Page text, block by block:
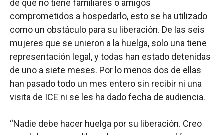
de que no tiene familiares o amigos
comprometidos a hospedarlo, esto se ha utilizado
como un obstáculo para su liberación. De las seis
mujeres que se unieron a la huelga, solo una tiene
representación legal, y todas han estado detenidas
de uno a siete meses. Por lo menos dos de ellas
han pasado todo un mes entero sin recibir ni una
visita de ICE ni se les ha dado fecha de audiencia.
“Nadie debe hacer huelga por su liberación. Creo